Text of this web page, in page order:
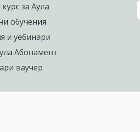
за Аула
обучения
и уебинари
Абонамент
ваучер